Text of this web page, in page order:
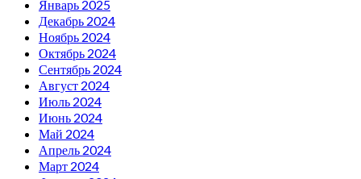
Январь 2025
Декабрь 2024
Ноябрь 2024
Октябрь 2024
Сентябрь 2024
Август 2024
Июль 2024
Июнь 2024
Май 2024
Апрель 2024
Март 2024